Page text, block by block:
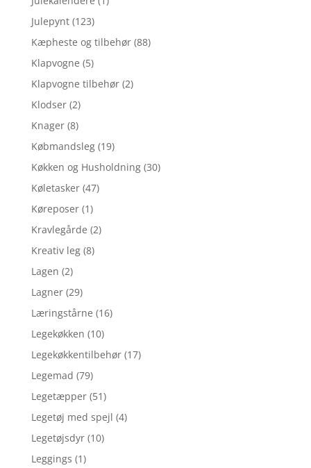
Julepynt (123)
Kæpheste og tilbehør (88)
Klapvogne (5)
Klapvogne tilbehør (2)
Klodser (2)
Knager (8)
Købmandsleg (19)
Køkken og Husholdning (30)
Køletasker (47)
Køreposer (1)
Kravlegårde (2)
Kreativ leg (8)
Lagen (2)
Lagner (29)
Læringstårne (16)
Legekøkken (10)
Legekøkkentilbehør (17)
Legemad (79)
Legetæpper (51)
Legetøj med spejl (4)
Legetøjsdyr (10)
Leggings (1)